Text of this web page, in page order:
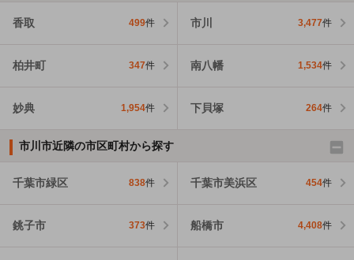
香取 499件 市川 3,477件
柏井町 347件 南八幡 1,534件
妙典 1,954件 下貝塚 264件
市川市近隣の市区町村から探す
千葉市緑区 838件 千葉市美浜区 454件
銚子市 373件 船橋市 4,408件